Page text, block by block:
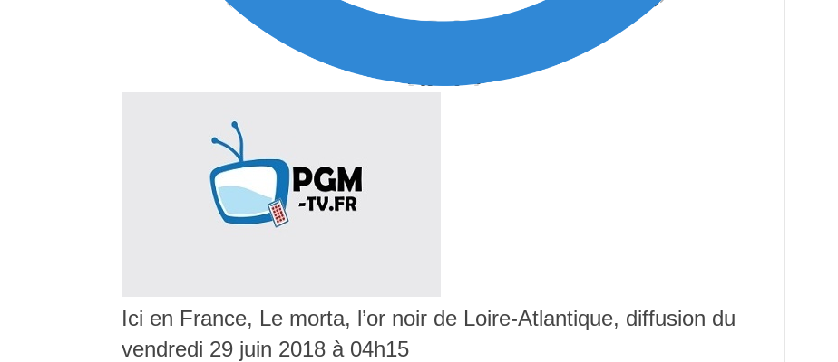
Ici en France, Le morta, l’or noir de Loire-Atlantique, diffusion du
vendredi 29 juin 2018 à 04h15